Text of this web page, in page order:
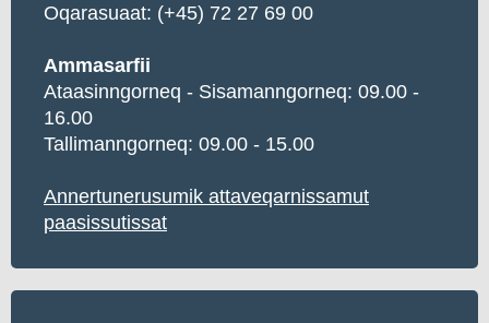
Oqarasuaat: (+45) 72 27 69 00
Ammasarfii
Ataasinngorneq - Sisamanngorneq: 09.00 -
16.00
Tallimanngorneq: 09.00 - 15.00
Annertunerusumik attaveqarnissamut
paasissutissat